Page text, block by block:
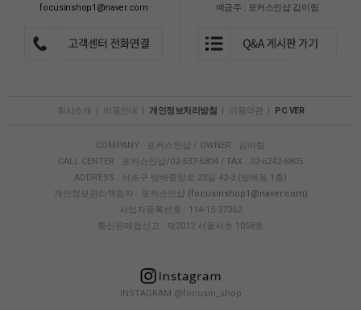
focusinshop1@naver.com
예금주 : 포커스인샵 김이림
회사소개 | 이용안내 | 개인정보처리방침 | 이용약관 | PC VER
COMPANY : 포커스인샵 / OWNER : 김이림
CALL CENTER : 포커스인샵/02-537-6804 / FAX : 02-6242-6805
ADDRESS : 서초구 방배중앙로 23길 42-3 (방배동 1층)
개인정보관리책임자 : 포커스인샵 (focusinshop1@naver.com)
사업자등록번호 : 114-15-37362
통신판매업신고 : 제2012 서울서초 1058호
INSTAGRAM @focusin_shop